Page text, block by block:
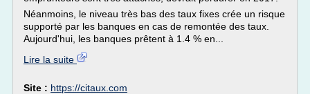
Néanmoins, le niveau très bas des taux fixes crée un risque
supporté par les banques en cas de remontée des taux.
Aujourd'hui, les banques prêtent à 1.4 % en...
Lire la suite
Site : https://citaux.com